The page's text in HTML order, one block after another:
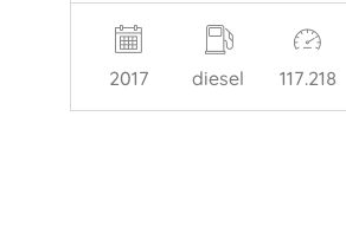
2017 diesel 117.218